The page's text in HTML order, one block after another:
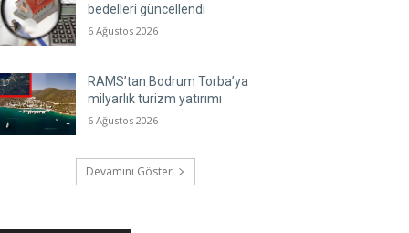
bedelleri güncellendi
6 Ağustos 2026
RAMS’tan Bodrum Torba’ya
milyarlık turizm yatırımı
6 Ağustos 2026
Devamını Göster